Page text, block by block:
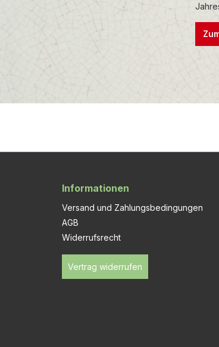
Informationen
Versand und Zahlungsbedingungen
AGB
Widerrufsrecht
Vertrag widerrufen